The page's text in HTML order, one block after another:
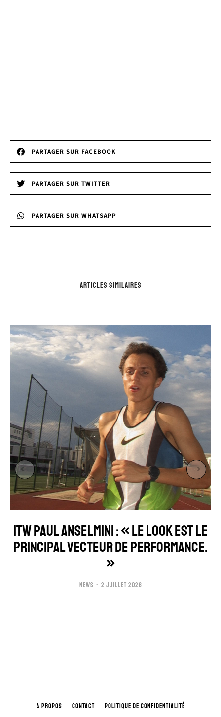
PARTAGER SUR FACEBOOK
PARTAGER SUR TWITTER
PARTAGER SUR WHATSAPP
ARTICLES SIMILAIRES
ITW PAUL ANSELMINI : « LE LOOK EST LE
PRINCIPAL VECTEUR DE PERFORMANCE.
»
NEWS 2 JUILLET 2026
A PROPOS CONTACT POLITIQUE DE CONFIDENTIALITÉ